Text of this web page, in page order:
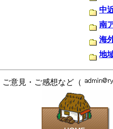
中
南
海
地
ご意見・ご感想など（